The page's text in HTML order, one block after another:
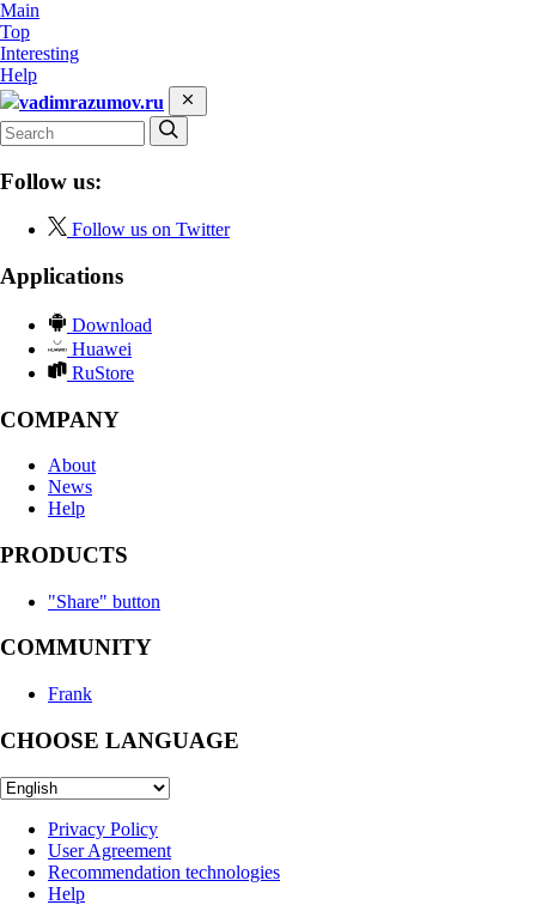
Main
Top
Interesting
Help
vadimrazumov.ru
Follow us:
Follow us on Twitter
Applications
Download
Huawei
RuStore
COMPANY
About
News
Help
PRODUCTS
"Share" button
COMMUNITY
Frank
CHOOSE LANGUAGE
Privacy Policy
User Agreement
Recommendation technologies
Help